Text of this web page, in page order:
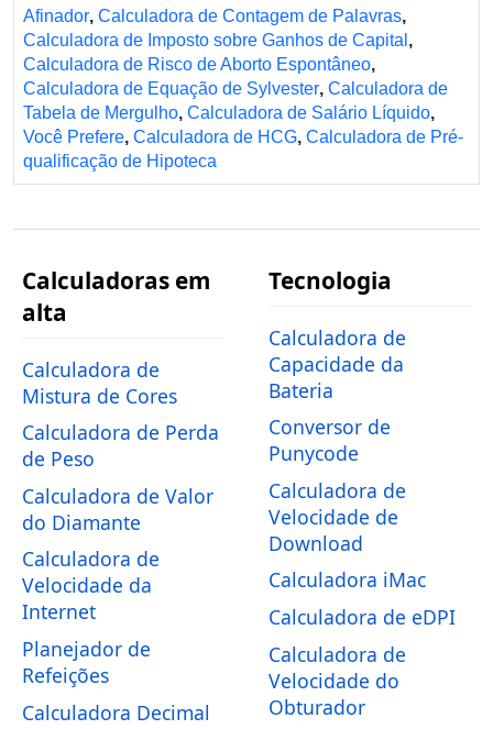
Afinador, Calculadora de Contagem de Palavras,
Calculadora de Imposto sobre Ganhos de Capital ,
Calculadora de Risco de Aborto Espontâneo,
Calculadora de Equação de Sylvester, Calculadora de
Tabela de Mergulho, Calculadora de Salário Líquido,
Você Prefere, Calculadora de HCG, Calculadora de Pré-
qualificação de Hipoteca
Calculadoras em
alta
Calculadora de
Mistura de Cores
Calculadora de Perda
de Peso
Calculadora de Valor
do Diamante
Calculadora de
Velocidade da
Internet
Planejador de
Refeições
Calculadora Decimal
Tecnologia
Calculadora de
Capacidade da
Bateria
Conversor de
Punycode
Calculadora de
Velocidade de
Download
Calculadora iMac
Calculadora de eDPI
Calculadora de
Velocidade do
Obturador